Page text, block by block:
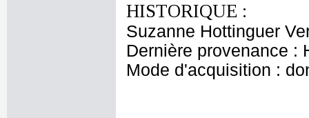
HISTORIQUE :
Suzanne Hottinguer
Dernière provenance :
Mode d'acquisition :